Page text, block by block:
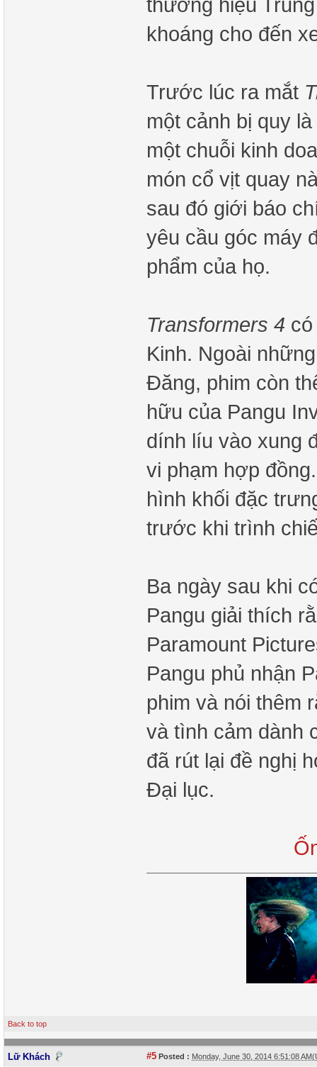
khoáng cho đến
Trước lúc ra mắt
một cảnh bị quy
một chuỗi kinh
món cổ vịt quay
sau đó giới báo
yêu cầu góc máy
phẩm của họ.
Transformers 4
Kinh. Ngoài
Đăng, phim còn
hữu của Pangu
dính líu vào xung
vi phạm hợp
hình khối đặc
trước khi trình
Ba ngày sau khi
Pangu giải thích
Paramount
Pangu phủ nhận
phim và nói thêm
và tình cảm dành
đã rút lại đề nghị
Đại lục.
Back to top
Lữ Khách #5 Posted : Monday, June 30, 2014 6:51:08